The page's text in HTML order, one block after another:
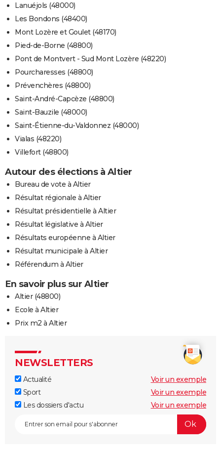
Lanuéjols (48000)
Les Bondons (48400)
Mont Lozère et Goulet (48170)
Pied-de-Borne (48800)
Pont de Montvert - Sud Mont Lozère (48220)
Pourcharesses (48800)
Prévenchères (48800)
Saint-André-Capcèze (48800)
Saint-Bauzile (48000)
Saint-Étienne-du-Valdonnez (48000)
Vialas (48220)
Villefort (48800)
Autour des élections à Altier
Bureau de vote à Altier
Résultat régionale à Altier
Résultat présidentielle à Altier
Résultat législative à Altier
Résultats européenne à Altier
Résultat municipale à Altier
Référendum à Altier
En savoir plus sur Altier
Altier (48800)
Ecole à Altier
Prix m2 à Altier
NEWSLETTERS
Actualité
Voir un exemple
Sport
Voir un exemple
Les dossiers d'actu
Voir un exemple